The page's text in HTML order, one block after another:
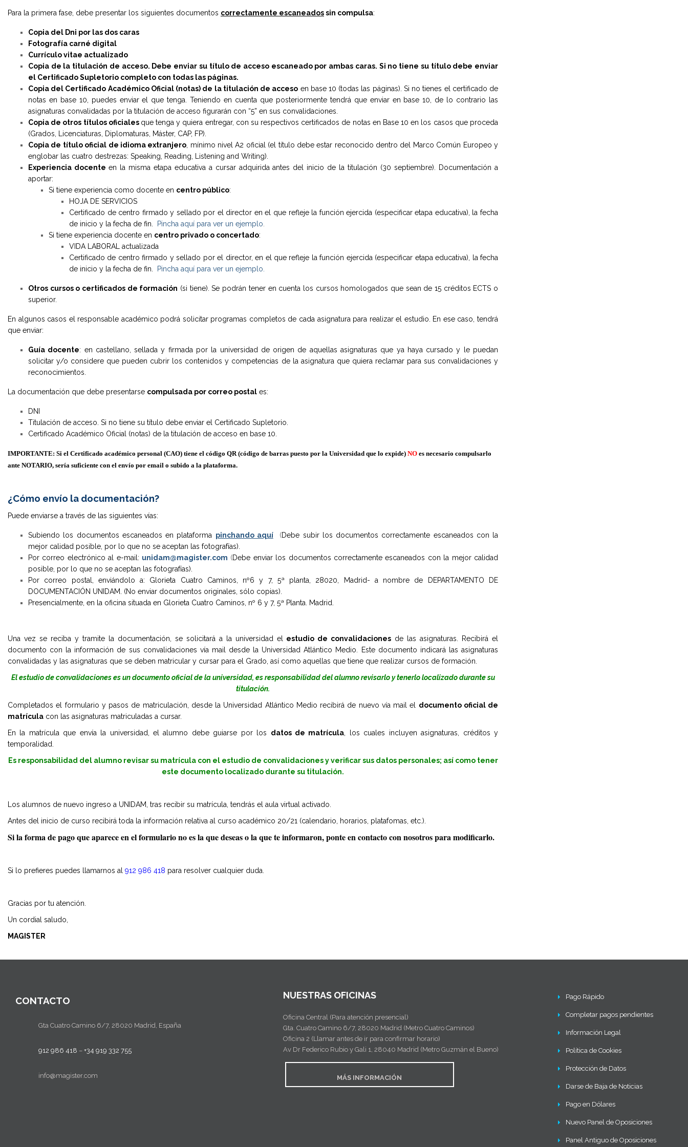
Para la primera fase, debe presentar los siguientes documentos correctamente escaneadossin compulsa:
Copia del Dni por las dos caras
Fotografía carné digital
Currículo vitae actualizado
Copia de la titulación de acceso. Debe enviar su título de acceso escaneado por ambas caras. Si no tiene su título debe enviar
el Certificado Supletorio completo con todas las páginas.
Copia del Certificado Académico Oficial (notas) de la titulación de acceso en base 10 (todas las páginas). Si no tienes el certificado de
notas en base 10, puedes enviar el que tenga. Teniendo en cuenta que posteriormente tendrá que enviar en base 10, de lo contrario las
asignaturas convalidadas por la titulación de acceso figurarán con “5” en sus convalidaciones.
Copia de otros títulos oficiales que tenga y quiera entregar, con su respectivos certificados de notas en Base 10 en los casos que proceda
(Grados, Licenciaturas, Diplomaturas, Máster, CAP, FP).
Copia de título oficial de idioma extranjero , mínimo nivel A2 oficial (el título debe estar reconocido dentro del Marco Común Europeo y
englobar las cuatro destrezas: Speaking, Reading, Listening and Writing).
Experiencia docente en la misma etapa educativa a cursar adquirida antes del inicio de la titulación (30 septiembre). Documentación a
aportar:
Si tiene experiencia como docente en centro público:
HOJA DE SERVICIOS
Certificado de centro firmado y sellado por el director en el que refleje la función ejercida (especificar etapa educativa), la fecha
de inicio y la fecha de fin.
Pincha aquí para ver un ejemplo
Si tiene experiencia docente en centro privado o concertado:
VIDA LABORAL actualizada
Certificado de centro firmado y sellado por el director, en el que refleje la función ejercida (especificar etapa educativa), la fecha
de inicio y la fecha de fin.
Pincha aquí para ver un ejemplo.
Otros cursos o certificados de formación (si tiene). Se podrán tener en cuenta los cursos homologados que sean de 15 créditos ECTS o
superior.
En algunos casos el responsable académico podrá solicitar programas completos de cada asignatura para realizar el estudio. En ese caso, tendrá
que enviar:
Guía docente: en castellano, sellada y firmada por la universidad de origen de aquellas asignaturas que ya haya cursado y le puedan
solicitar y/o considere que pueden cubrir los contenidos y competencias de la asignatura que quiera reclamar para sus convalidaciones y
reconocimientos.
La documentación que debe presentarse compulsada por correo postal es:
DNI
Titulación de acceso. Si no tiene su título debe enviar el Certificado Supletorio.
Certificado Académico Oficial (notas) de la titulación de acceso en base 10.
IMPORTANTE: Si el Certificado académico personal (CAO) tiene el código QR (código de barras puesto por la Universidad que lo expide) NO es necesario compulsarlo
ante NOTARIO, sería suficiente con el envío por email o subido a la plataforma.
¿Cómo envío la documentación?
Puede enviarse a través de las siguientes vías:
Subiendo los documentos escaneados en plataforma pinchando aquí(Debe subir los documentos correctamente escaneados con la
mejor calidad posible, por lo que no se aceptan las fotografías).
Por correo electrónico al e-mail: unidam@magister.com (Debe enviar los documentos correctamente escaneados con la mejor calidad
posible, por lo que no se aceptan las fotografías).
Por correo postal, enviándolo a: Glorieta Cuatro Caminos, nº6 y 7, 5ª planta, 28020, Madrid- a nombre de DEPARTAMENTO DE
DOCUMENTACIÓN UNIDAM. (No enviar documentos originales, sólo copias).
Presencialmente, en la oficina situada en Glorieta Cuatro Caminos, nº 6 y 7, 5ª Planta. Madrid.
Una vez se reciba y tramite la documentación, se solicitará a la universidad el estudio de convalidaciones de las asignaturas. Recibirá el
documento con la información de sus convalidaciones vía mail desde la Universidad Atlántico Medio. Este documento indicará las asignaturas
convalidadas y las asignaturas que se deben matricular y cursar para el Grado, así como aquellas que tiene que realizar cursos de formación.
El estudio de convalidaciones es un documento oficial de la universidad, es responsabilidad del alumno revisarlo y tenerlo localizado durante su
titulación.
Completados el formulario y pasos de matriculación, desde la Universidad Atlántico Medio recibirá de nuevo vía mail el documento oficial de
matrícula con las asignaturas matriculadas a cursar.
En la matrícula que envía la universidad, el alumno debe guiarse por los datos de matrícula , los cuales incluyen asignaturas, créditos y
temporalidad.
Es responsabilidad del alumno revisar su matrícula con el estudio de convalidaciones y verificar sus datos personales; así como tener
este documento localizado durante su titulación.
Los alumnos de nuevo ingreso a UNIDAM, tras recibir su matrícula, tendrás el aula virtual activado.
Antes del inicio de curso recibirá toda la información relativa al curso académico 20/21 (calendario, horarios, platafomas, etc.).
Si la forma de pago que aparece en el formulario no es la que deseas o la que te informaron, ponte en contacto con nosotros para modificarlo.
Si lo prefieres puedes llamarnos al 912 986 418 para resolver cualquier duda.
Gracias por tu atención.
Un cordial saludo,
MAGISTER
CONTACTO
Gta Cuatro Camino 6/7, 28020 Madrid, España
912 986 418 – +34 919 332 755
info@magister.com
NUESTRAS OFICINAS
Oficina Central (Para atención presencial)
Gta. Cuatro Camino 6/7, 28020 Madrid (Metro Cuatro Caminos)
Oficina 2 (Llamar antes de ir para confirmar horario)
Av Dr Federico Rubio y Gali 1, 28040 Madrid (Metro Guzmán el Bueno)
MÁS INFORMACIÓN
Pago Rápido
Completar pagos pendientes
Información Legal
Política de Cookies
Protección de Datos
Darse de Baja de Noticias
Pago en Dólares
Nuevo Panel de Oposiciones
Panel Antiguo de Oposiciones